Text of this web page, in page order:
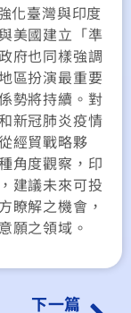
化臺灣與印度
美國建立「準
府也同樣強調
區扮演最重要
勢將持續。對
新冠肺炎疫情
經貿戰略夥
角度觀察，印
建議未來可投
瞭解之機會，
願之領域。
下一篇